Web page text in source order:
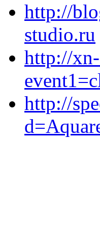
http://
studio.ru
http://
http://